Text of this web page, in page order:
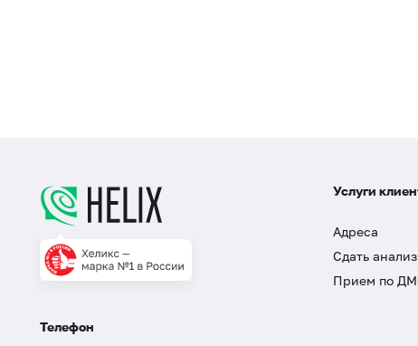
Телефон
Услуги
Адреса
Сдать
Прием по